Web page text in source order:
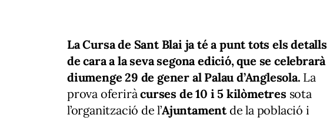
La Cursa de Sant Blai ja té a punt tots els detalls
de cara a la seva segona edició, que se celebrarà
diumenge 29 de gener al Palau d’Anglesola. La
prova oferiràcurses de 10 i 5 kilòmetres sota
l’organització de l’Ajuntamentde la població i